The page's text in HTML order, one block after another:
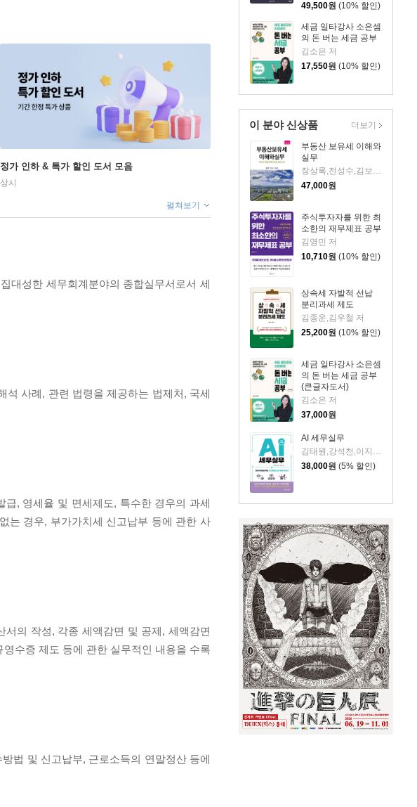
49,500원 (10% 할인)
세금 일타강사 소은셈
의 돈 버는 세금 공부
김소은 저
17,550원 (10% 할인)
이 분야 신상품
부동산 보유세 이해와
실무
장상록,전성수,김보경 저
47,000원
주식투자자를 위한 최
소한의 재무제표 공부
김영민 저
10,710원 (10% 할인)
상속세 자발적 선납
분리과세 제도
김종운,김우철 저
25,200원 (10% 할인)
세금 일타강사 소은셈
의 돈 버는 세금 공부
(큰글자도서)
김소은 저
37,000원
AI 세무실무
38,000원 (5% 할인)
더보기
정가 인하 & 특가 할인 도서 모음
상시
펼쳐보기
대성한 세무회계분야의 종합실무서로서 세
석 사례, 관련 법령을 제공하는 법제처, 국세
, 영세율 및 면세제도, 특수한 경우의 과세
는 경우, 부가가치세 신고납부 등에 관한 사
의 작성, 각종 세액감면 및 공제, 세액감면
수증 제도 등에 관한 실무적인 내용을 수록
법 및 신고납부, 근로소득의 연말정산 등에